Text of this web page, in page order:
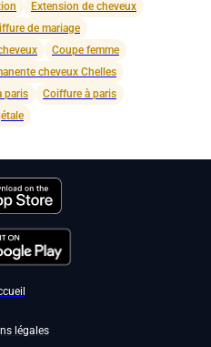
Extension de cheveux
de mariage
Coupe femme
cheveux Chelles
paris
Coiffure à paris
légales